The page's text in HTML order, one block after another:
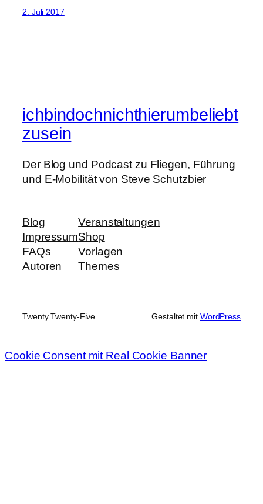
2. Juli 2017
ichbindochnichthierumbeliebt
zusein
Der Blog und Podcast zu Fliegen, Führung
und E-Mobilität von Steve Schutzbier
Blog
Impressum
FAQs
Autoren
Veranstaltungen
Shop
Vorlagen
Themes
Twenty Twenty-Five Gestaltet mit WordPress
Cookie Consent mit Real Cookie Banner